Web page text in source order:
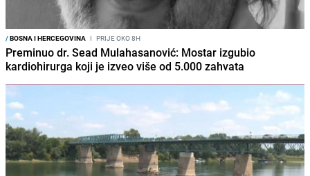
/BOSNA I HERCEGOVINA I PRIJE OKO 8H
Preminuo dr. Sead Mulahasanović: Mostar izgubio
kardiohirurga koji je izveo više od 5.000 zahvata